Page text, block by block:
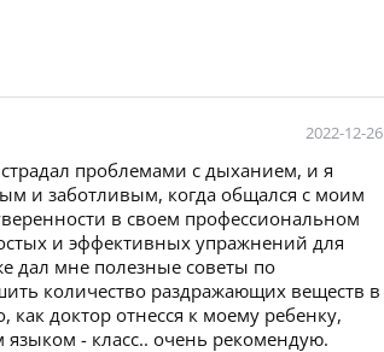
2022-12-26
проблемами с дыханием, и я
и заботливым, когда общался с моим
в своем профессиональном
и эффективных упражнений для
дал мне полезные советы по
количество раздражающих веществ в
доктор отнесся к моему ребенку,
- класс.. очень рекомендую.